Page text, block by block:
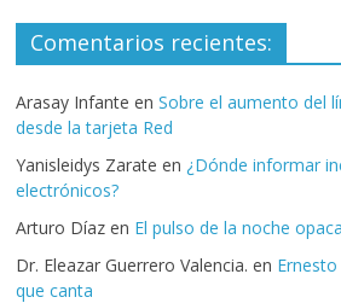
Comentarios recientes:
Arasay Infante enSobre el aumento del
desde la tarjeta Red
Yanisleidys Zarate en ¿Dónde informar
electrónicos?
Arturo Díaz en El pulso de la noche
Dr. Eleazar Guerrero Valencia. en
que canta